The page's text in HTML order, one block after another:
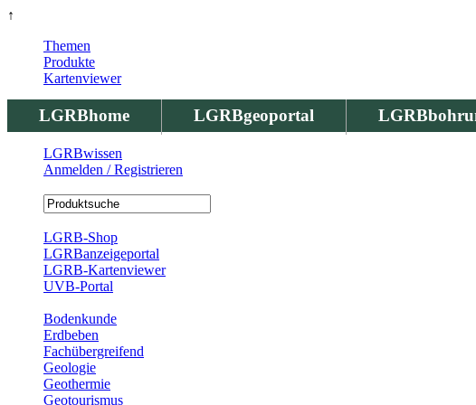
↑
LGRBhome LGRBgeoportal
Themen
Produkte
Kartenviewer
LGRBwissen
Anmelden / Registrieren
LGRB-Shop
LGRBanzeigeportal
LGRB-Kartenviewer
UVB-Portal
Bodenkunde
Erdbeben
Fachübergreifend
Geologie
Geothermie
Geotourismus